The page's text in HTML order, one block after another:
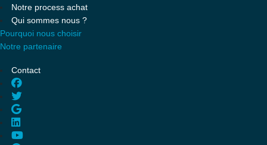
Notre process achat
Qui sommes nous ?
Pourquoi nous choisir
Notre partenaire
Contact